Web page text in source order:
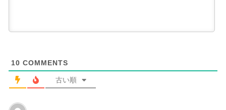
10 COMMENTS
古い順